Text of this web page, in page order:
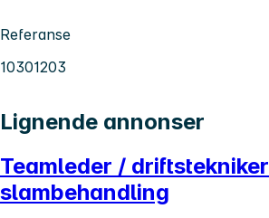
Referanse
10301203
Lignende annonser
Teamleder / driftstekniker
slambehandling